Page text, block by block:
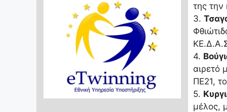
της την
3.
4.
αιρετό
ΠΕ21,
5.
μέλος,